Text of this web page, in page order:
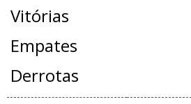
Vitórias
Empates
Derrotas